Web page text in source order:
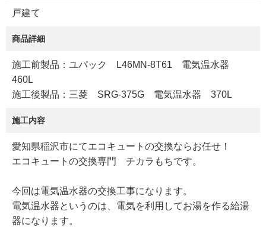
戸建て
商品詳細
施工前製品：ユパック L46MN-8T61 電気温水器
460L
施工後製品：三菱 SRG-375G 電気温水器 370L
施工内容
愛知県稲沢市にてエコキュートの交換ならお任せ！
エコキュートの交換専門 チカラもちです。
今回は電気温水器の交換工事になります。
電気温水器というのは、電気を利用してお湯を作る給湯
器になります。